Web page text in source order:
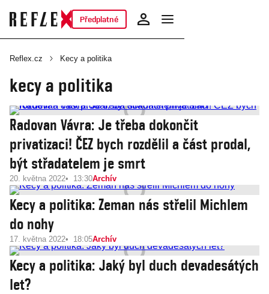
Předplatné
Reflex.cz Kecy a politika
kecy a politika
Radovan Vávra: Je třeba dokončit
privatizaci! ČEZ bych rozdělil a část prodal,
být střadatelem je smrt
20. května 2022 13:30Archív
Kecy a politika: Zeman nás střelil Michlem
do nohy
17. května 2022 18:05Archív
Kecy a politika: Jaký byl duch devadesátých
let?